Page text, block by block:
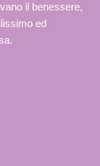
il benessere,
ed